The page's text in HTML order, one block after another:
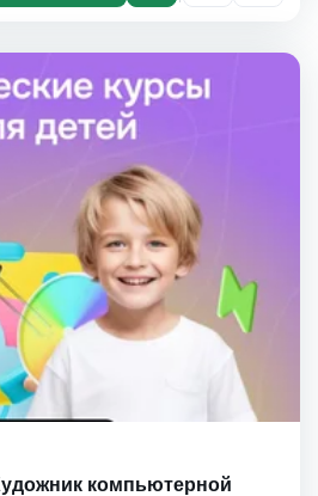
компьютерной